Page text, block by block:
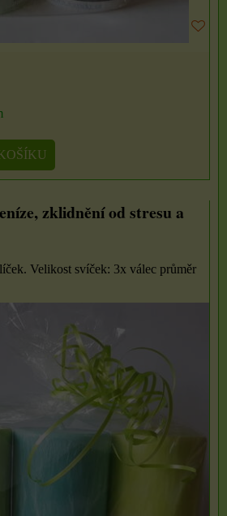
zklidnění od stresu a
Velikost svíček: 3x válec průměr